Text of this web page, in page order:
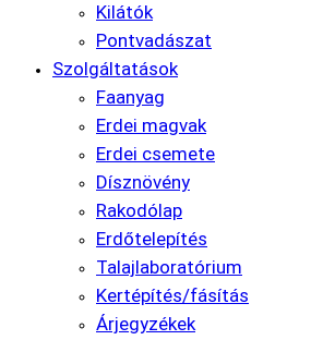
Kilátók
Pontvadászat
Szolgáltatások
Faanyag
Erdei magvak
Erdei csemete
Dísznövény
Rakodólap
Erdőtelepítés
Talajlaboratórium
Kertépítés/fásítás
Árjegyzékek